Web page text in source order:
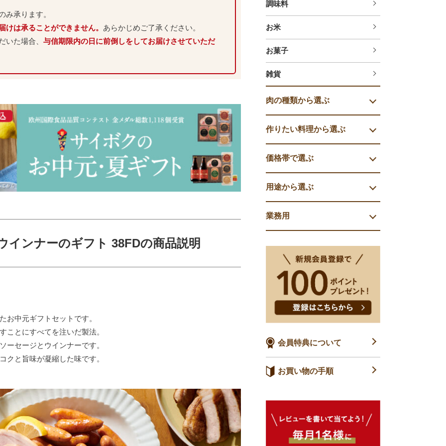
調味料
お米
お菓子
雑貨
肉の種類から選ぶ
作りたい料理から選ぶ
価格帯で選ぶ
用途から選ぶ
業務用
会員特典について
お買い物の手順
み承ります。
けは承ることができません。 あらかじめご了承ください。
た場合、 与信期限内の日に前倒しをしてお届けさせていただ
インナーのギフト 38FDの商品説明
お中元ギフトセットです。
ことにすべてを注いだ製法。
ーセージとウインナーです。
クと旨味が凝縮した味です。